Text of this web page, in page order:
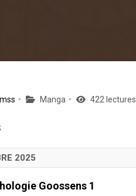
Manga 422 lectures
2025
Goossens 1